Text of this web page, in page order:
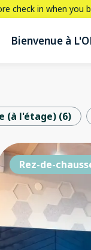
check in when you
Bienvenue à
(à l'étage) (6)
Rez-de-chaussée
Corner Suite
Rez-de-